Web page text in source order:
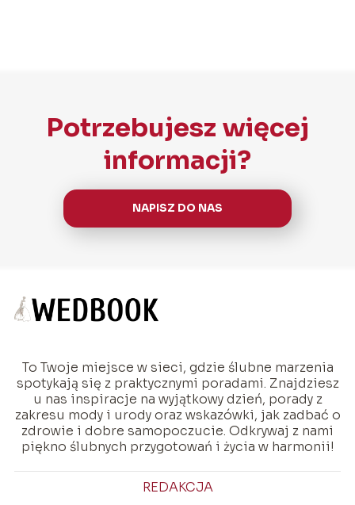
Potrzebujesz więcej
informacji?
NAPISZ DO NAS
To Twoje miejsce w sieci, gdzie ślubne marzenia
spotykają się z praktycznymi poradami. Znajdziesz
u nas inspiracje na wyjątkowy dzień, porady z
zakresu mody i urody oraz wskazówki, jak zadbać o
zdrowie i dobre samopoczucie. Odkrywaj z nami
piękno ślubnych przygotowań i życia w harmonii!
REDAKCJA